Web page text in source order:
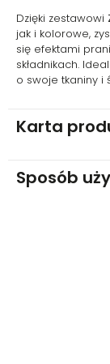
Dzięki zestawowi
jak i kolorowe,
się efektami
składnikach.
o swoje tkaniny i
Karta
Sposób